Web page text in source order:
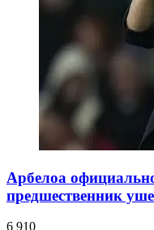
Арбелоа
предшественник
6 910